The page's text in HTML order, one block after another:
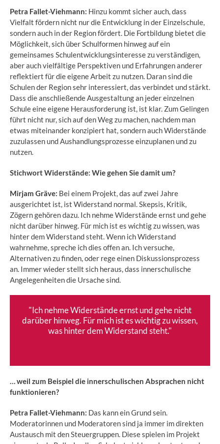
Petra Fallet-Viehmann: Hinzu kommt sicher auch, dass
Vielfalt fördern nicht nur die Entwicklung in der Einzelschule,
sondern auch in der Region fördert. Die Fortbildung bietet die
Möglichkeit, sich über Schulformen hinweg auf ein
gemeinsames Schulentwicklungsinteresse zu verständigen,
aber auch vielfältige Perspektiven und Erfahrungen anderer
reflektiert für die eigene Arbeit zu nutzen. Daran sind die
Schulen der Region sehr interessiert, das verbindet und stärkt.
Dass die anschließende Ausgestaltung an jeder einzelnen
Schule eine eigene Herausforderung ist, ist klar. Zum Gelingen
führt nicht nur, sich auf den Weg zu machen, nachdem man
etwas miteinander konzipiert hat, sondern auch Widerstände
zuzulassen und Aushandlungsprozesse einzuplanen und zu
nutzen.
Stichwort Widerstände: Wie gehen Sie damit um?
Mirjam Gräve: Bei einem Projekt, das auf zwei Jahre
ausgerichtet ist, ist Widerstand normal. Skepsis, Kritik,
Zögern gehören dazu. Ich nehme Widerstände ernst und gehe
nicht darüber hinweg. Für mich ist es wichtig zu wissen, was
hinter dem Widerstand steht. Wenn ich Widerstand
wahrnehme, spreche ich dies offen an. Ich versuche,
Alternativen zu finden, oder rege einen Diskussionsprozess
an. Immer wieder stellt sich heraus, dass innerschulische
Angelegenheiten die Ursache sind.
"Ich nehme Widerstände ernst und gehe nicht
darüber hinweg. Für mich ist es wichtig zu wissen,
was hinter dem Widerstand steht."
… weil zum Beispiel die innerschulischen Absprachen nicht
funktionieren?
Petra Fallet-Viehmann: Das kann ein Grund sein.
Moderatorinnen und Moderatoren sind ja immer im direkten
Austausch mit den Steuergruppen. Diese spielen im Projekt